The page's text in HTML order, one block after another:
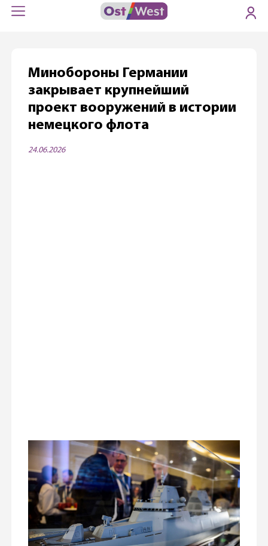
Минобороны Германии
закрывает крупнейший
проект вооружений в истории
немецкого флота
24.06.2026